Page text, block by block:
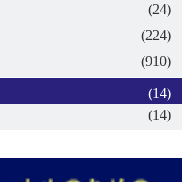
(24)
(224)
(910)
(14)
(14)